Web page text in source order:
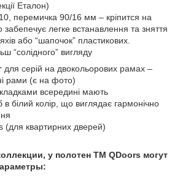
Еталон)
перемичка 90/16 мм – кріпится на
легке встанавлення та зняття
або “шапочок” пластикових.
“солідного” вигляду
для серій на двокольорових рамах –
рами (є на фото)
всередині мають
білий колір, що виглядає гармонічно
(для квартирних дверей)
у полотен ТМ QDoors могут